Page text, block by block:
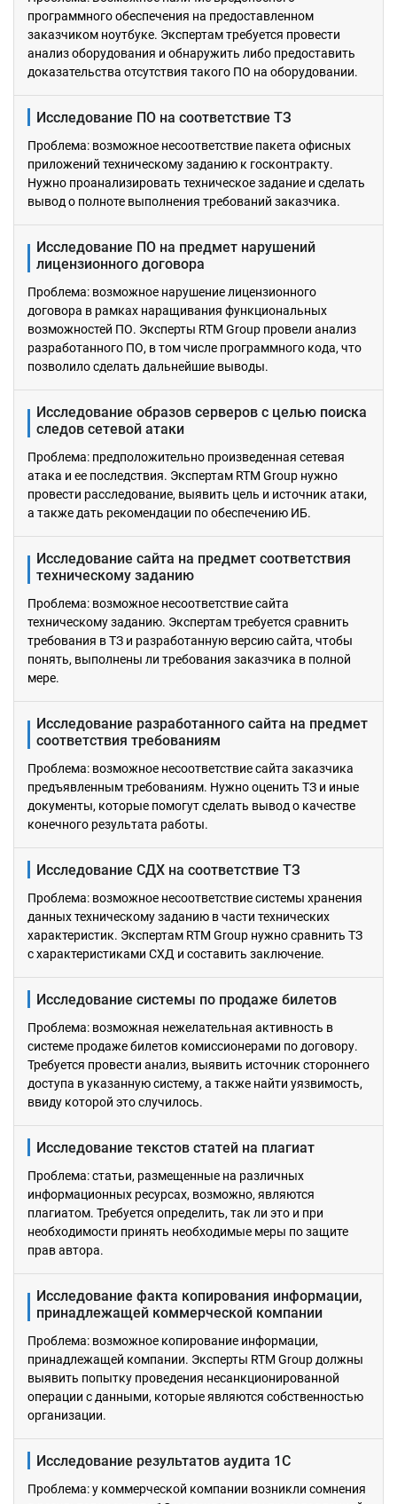
программного обеспечения на предоставленном
заказчиком ноутбуке. Экспертам требуется провести
анализ оборудования и обнаружить либо предоставить
доказательства отсутствия такого ПО на оборудовании.
Исследование ПО на соответствие ТЗ
Проблема: возможное несоответствие пакета офисных
приложений техническому заданию к госконтракту.
Нужно проанализировать техническое задание и сделать
вывод о полноте выполнения требований заказчика.
Исследование ПО на предмет нарушений
лицензионного договора
Проблема: возможное нарушение лицензионного
договора в рамках наращивания функциональных
возможностей ПО. Эксперты RTM Group провели анализ
разработанного ПО, в том числе программного кода, что
позволило сделать дальнейшие выводы.
Исследование образов серверов с целью поиска
следов сетевой атаки
Проблема: предположительно произведенная сетевая
атака и ее последствия. Экспертам RTM Group нужно
провести расследование, выявить цель и источник атаки,
а также дать рекомендации по обеспечению ИБ.
Исследование сайта на предмет соответствия
техническому заданию
Проблема: возможное несоответствие сайта
техническому заданию. Экспертам требуется сравнить
требования в ТЗ и разработанную версию сайта, чтобы
понять, выполнены ли требования заказчика в полной
мере.
Исследование разработанного сайта на предмет
соответствия требованиям
Проблема: возможное несоответствие сайта заказчика
предъявленным требованиям. Нужно оценить ТЗ и иные
документы, которые помогут сделать вывод о качестве
конечного результата работы.
Исследование СДХ на соответствие ТЗ
Проблема: возможное несоответствие системы хранения
данных техническому заданию в части технических
характеристик. Экспертам RTM Group нужно сравнить ТЗ
с характеристиками СХД и составить заключение.
Исследование системы по продаже билетов
Проблема: возможная нежелательная активность в
системе продаже билетов комиссионерами по договору.
Требуется провести анализ, выявить источник стороннего
доступа в указанную систему, а также найти уязвимость,
ввиду которой это случилось.
Исследование текстов статей на плагиат
Проблема: cтатьи, размещенные на различных
информационных ресурсах, возможно, являются
плагиатом. Требуется определить, так ли это и при
необходимости принять необходимые меры по защите
прав автора.
Исследование факта копирования информации,
принадлежащей коммерческой компании
Проблема: возможное копирование информации,
принадлежащей компании. Эксперты RTM Group должны
выявить попытку проведения несанкционированной
операции с данными, которые являются собственностью
организации.
Исследование результатов аудита 1С
Проблема: у коммерческой компании возникли сомнения